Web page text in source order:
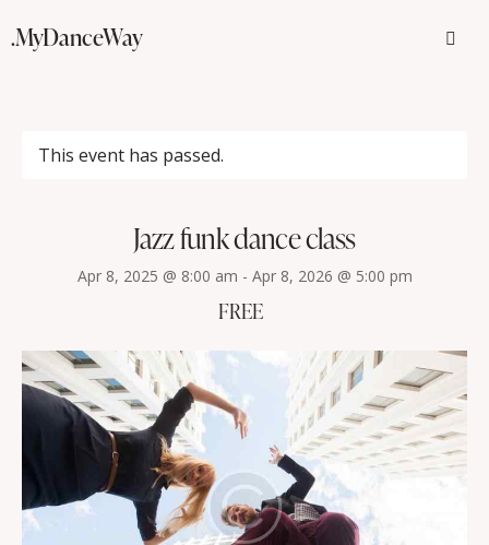
.MyDanceWay
This event has passed.
Jazz funk dance class
Apr 8, 2025 @ 8:00 am - Apr 8, 2026 @ 5:00 pm
FREE